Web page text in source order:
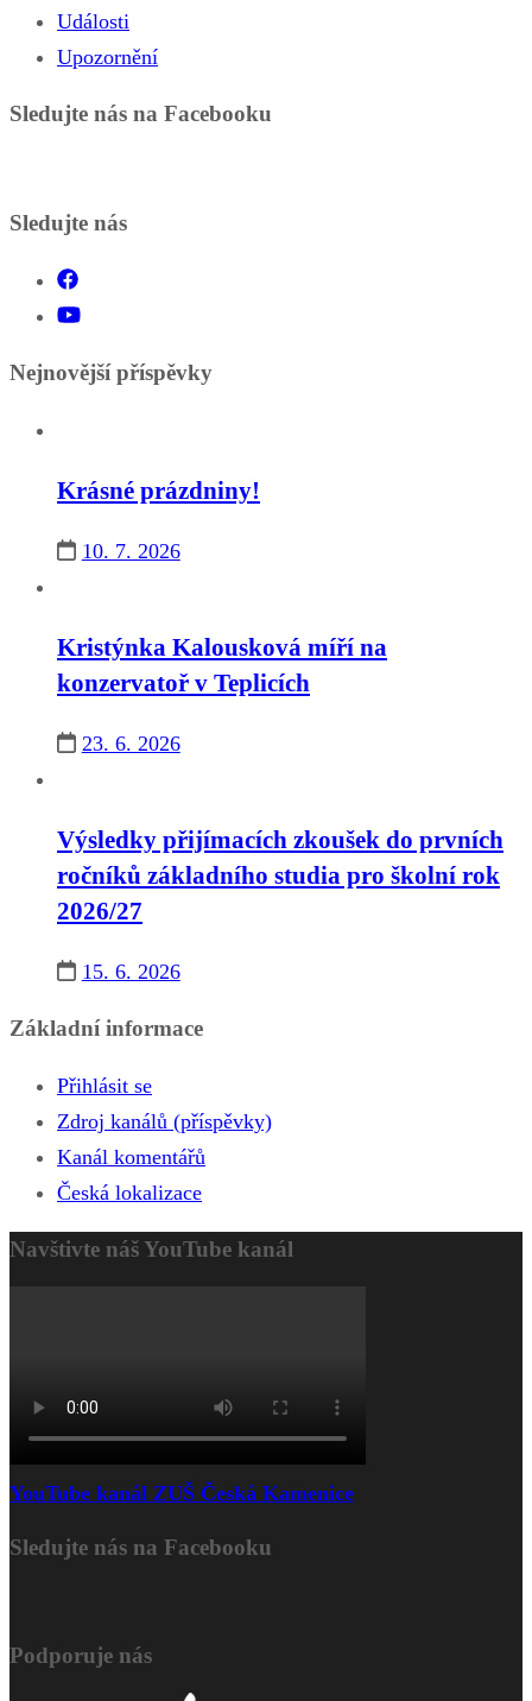
Události
Upozornění
Sledujte nás na Facebooku
Sledujte nás
Nejnovější příspěvky
Krásné prázdniny!
10. 7. 2026
Kristýnka Kalousková míří na
konzervatoř v Teplicích
23. 6. 2026
Výsledky přijímacích zkoušek do prvních
ročníků základního studia pro školní rok
2026/27
15. 6. 2026
Základní informace
Přihlásit se
Zdroj kanálů (příspěvky)
Kanál komentářů
Česká lokalizace
Navštivte náš YouTube kanál
YouTube kanál ZUŠ Česká Kamenice
Sledujte nás na Facebooku
Podporuje nás